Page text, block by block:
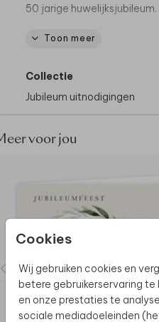
Cookies
Wij gebruiken cookies en
betere gebruikerservaring
en onze prestaties te
sociale mediadoeleinden
50 jarige huwelijksjubileum.
Let op: Deze kaart heeft
gedrukt en verzonden.
Toon meer
Collectie
Jubileum uitnodigingen
voor jou